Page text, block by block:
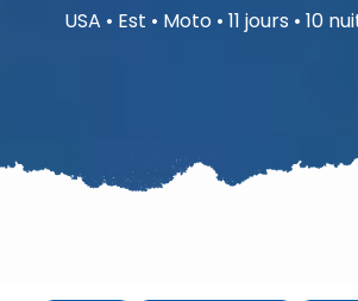
USA • Est • Moto • 11 jours • 10